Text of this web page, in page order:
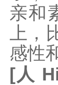
亲和
上
感性
[人